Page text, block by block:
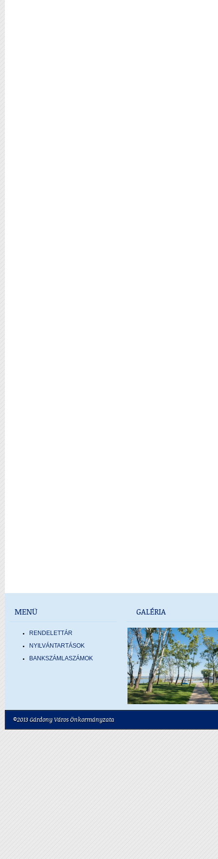
MENÜ
RENDELETTÁR
NYILVÁNTARTÁSOK
BANKSZÁMLASZÁMOK
GALÉRIA
©2013 Gárdony Város Önkormányzata